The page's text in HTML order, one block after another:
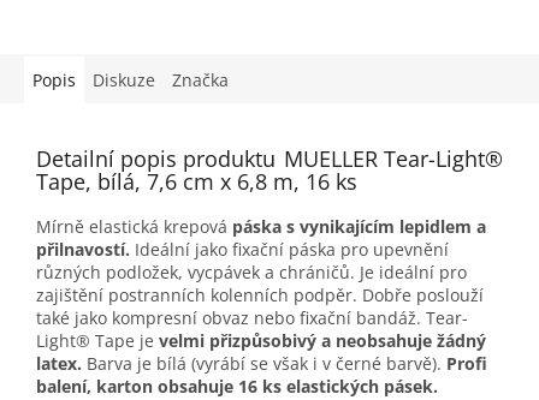
Popis Diskuze Značka
Detailní popis produktu MUELLER Tear-Light®
Tape, bílá, 7,6 cm x 6,8 m, 16 ks
Mírně elastická krepová páska s vynikajícím lepidlem a
přilnavostí. Ideální jako fixační páska pro upevnění
různých podložek, vycpávek a chráničů. Je ideální pro
zajištění postranních kolenních podpěr. Dobře poslouží
také jako kompresní obvaz nebo fixační bandáž. Tear-
Light® Tape je velmi přizpůsobivý a neobsahuje žádný
latex. Barva je bílá (vyrábí se však i v černé barvě). Profi
balení, karton obsahuje 16 ks elastických pásek.